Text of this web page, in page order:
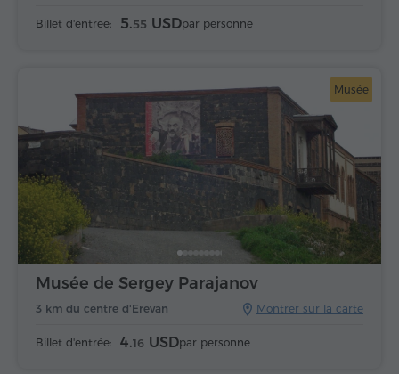
Billet d'entrée: 5.55 USDpar personne
Musée
Montrer sur la carte
3 km du centre d'Erevan
Musée de Sergey Parajanov
Billet d'entrée: 4.16 USDpar personne